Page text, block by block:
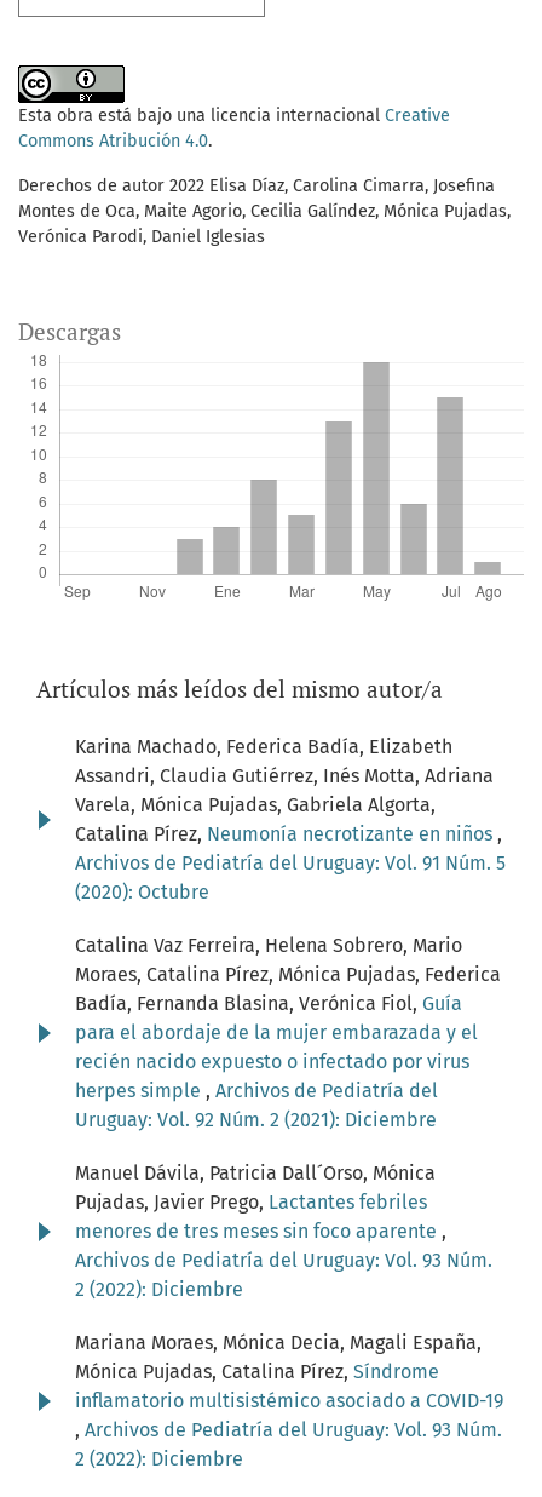
Esta obra está bajo una licencia internacional Creative
Commons Atribución 4.0.
Derechos de autor 2022 Elisa Díaz, Carolina Cimarra, Josefina
Montes de Oca, Maite Agorio, Cecilia Galíndez, Mónica Pujadas,
Verónica Parodi, Daniel Iglesias
Descargas
Artículos más leídos del mismo autor/a
Karina Machado, Federica Badía, Elizabeth
Assandri, Claudia Gutiérrez, Inés Motta, Adriana
Varela, Mónica Pujadas, Gabriela Algorta,
Catalina Pírez, Neumonía necrotizante en niños ,
Archivos de Pediatría del Uruguay: Vol. 91 Núm. 5
(2020): Octubre
Catalina Vaz Ferreira, Helena Sobrero, Mario
Moraes, Catalina Pírez, Mónica Pujadas, Federica
Badía, Fernanda Blasina, Verónica Fiol, Guía
para el abordaje de la mujer embarazada y el
recién nacido expuesto o infectado por virus
herpes simple , Archivos de Pediatría del
Uruguay: Vol. 92 Núm. 2 (2021): Diciembre
Manuel Dávila, Patricia Dall´Orso, Mónica
Pujadas, Javier Prego, Lactantes febriles
menores de tres meses sin foco aparente ,
Archivos de Pediatría del Uruguay: Vol. 93 Núm.
2 (2022): Diciembre
Mariana Moraes, Mónica Decia, Magali España,
Mónica Pujadas, Catalina Pírez, Síndrome
inflamatorio multisistémico asociado a COVID-19
, Archivos de Pediatría del Uruguay: Vol. 93 Núm.
2 (2022): Diciembre